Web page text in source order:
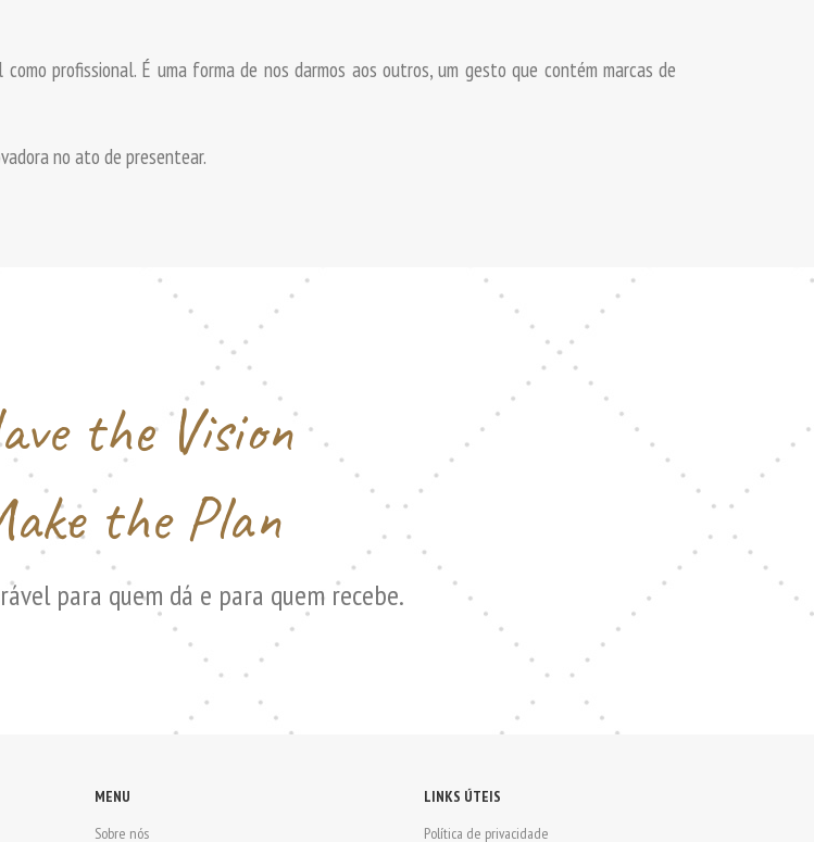
profissional. É uma forma de nos darmos aos outros, um gesto que contém marcas de
no ato de presentear.
the Vision
the Plan
para quem dá e para quem recebe.
MENU
Sobre nós
LINKS ÚTEIS
Política de privacidade